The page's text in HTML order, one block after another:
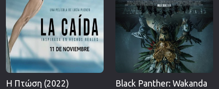
Καταστροφής
Κλασσικές
Η Πτώση (2022)
Black Panther: Wakanda